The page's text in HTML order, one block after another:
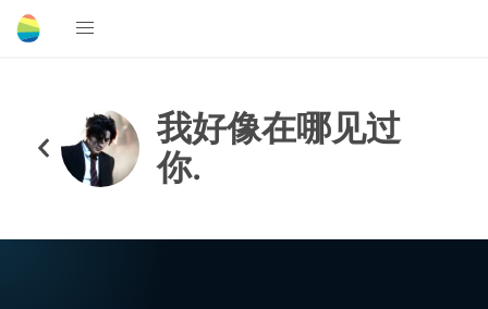
我好像在哪见过
你.